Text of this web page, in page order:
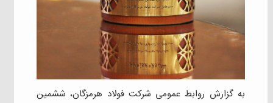
به گزارش روابط عمومی شرکت فولاد هرمزگان، ششمین